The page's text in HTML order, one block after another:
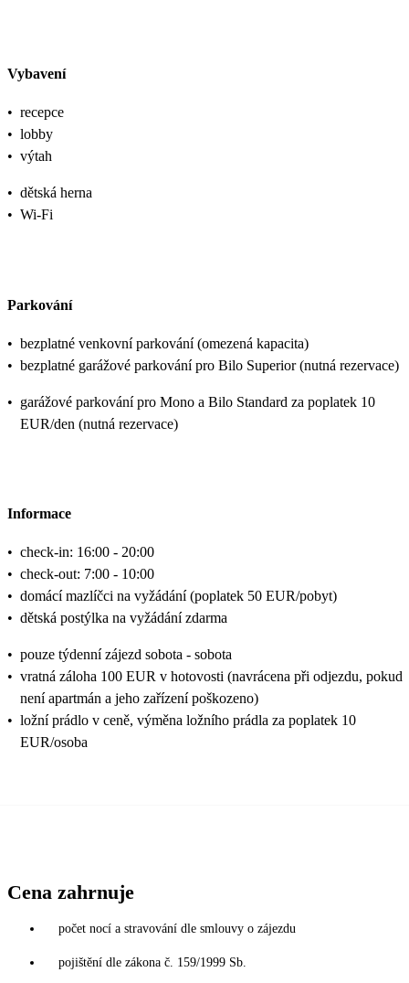
Vybavení
• recepce
• lobby
• výtah
• dětská herna
• Wi-Fi
Parkování
• bezplatné venkovní parkování (omezená kapacita)
• bezplatné garážové parkování pro Bilo Superior (nutná rezervace)
• garážové parkování pro Mono a Bilo Standard za poplatek 10
EUR/den (nutná rezervace)
Informace
• check-in: 16:00 - 20:00
• check-out: 7:00 - 10:00
• domácí mazlíčci na vyžádání (poplatek 50 EUR/pobyt)
• dětská postýlka na vyžádání zdarma
• pouze týdenní zájezd sobota - sobota
• vratná záloha 100 EUR v hotovosti (navrácena při odjezdu, pokud
není apartmán a jeho zařízení poškozeno)
• ložní prádlo v ceně, výměna ložního prádla za poplatek 10
EUR/osoba
Cena zahrnuje
počet nocí a stravování dle smlouvy o zájezdu
pojištění dle zákona č. 159/1999 Sb.